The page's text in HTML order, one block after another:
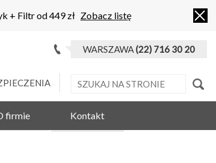
+ Filtr od 449 zł Zobacz listę
WARSZAWA(22) 716 30 20
firmie Kontakt